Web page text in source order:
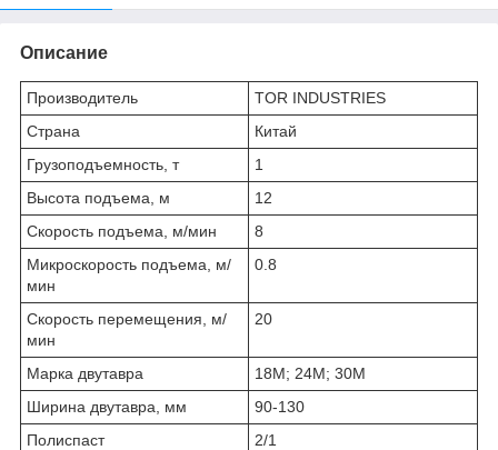
Описание
Производитель
TOR INDUSTRIES
Страна
Китай
Грузоподъемность, т
1
Высота подъема, м
12
Скорость подъема, м/мин
8
Микроскорость подъема, м/
мин
0.8
Скорость перемещения, м/
мин
20
Марка двутавра
18М; 24М; 30М
Ширина двутавра, мм
90-130
Полиспаст
2/1